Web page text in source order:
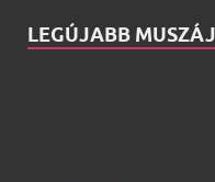
LEGÚJABB